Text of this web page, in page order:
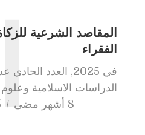
المقاصد الشرعية
الفقراء
في 2025
, العدد الحادي
الدراسات الاسلامية
8 أشهر مضى